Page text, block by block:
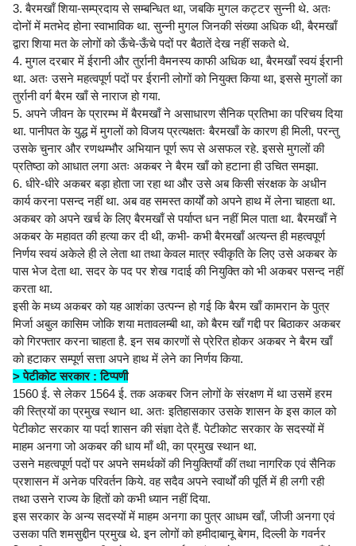
3. बैरमखाँ शिया-सम्प्रदाय से सम्बन्धित था, जबकि मुगल कट्टर सुन्नी थे. अतः
दोनों में मतभेद होना स्वाभाविक था. सुन्नी मुगल जिनकी संख्या अधिक थी, बैरमखाँ
द्वारा शिया मत के लोगों को ऊँचे-ऊँचे पदों पर बैठातें देख नहीं सकते थे.
4. मुगल दरबार में ईरानी और तुर्रानी वैमनस्य काफी अधिक था, बैरमखाँ स्वयं ईरानी
था. अतः उसने महत्वपूर्ण पदों पर ईरानी लोगों को नियुक्त किया था, इससे मुगलों का
तुर्रानी वर्ग बैरम खाँ से नाराज हो गया.
5. अपने जीवन के प्रारम्भ में बैरमखाँ ने असाधारण सैनिक प्रतिभा का परिचय दिया
था. पानीपत के युद्ध में मुगलों को विजय प्रत्यक्षतः बैरमखाँ के कारण ही मिली, परन्तु
उसके चुनार और रणथम्भौर अभियान पूर्ण रूप से असफल रहे. इससे मुगलों की
प्रतिष्ठा को आधात लगा अतः अकबर ने बैरम खाँ को हटाना ही उचित समझा.
6. धीरे-धीरे अकबर बड़ा होता जा रहा था और उसे अब किसी संरक्षक के अधीन
कार्य करना पसन्द नहीं था. अब वह समस्त कार्यों को अपने हाथ में लेना चाहता था.
अकबर को अपने खर्च के लिए बैरमखाँ से पर्याप्त धन नहीं मिल पाता था. बैरमखाँ ने
अकबर के महावत की हत्या कर दी थी, कभी- कभी बैरमखाँ अत्यन्त ही महत्वपूर्ण
निर्णय स्वयं अकेले ही ले लेता था तथा केवल मात्र स्वीकृति के लिए उसे अकबर के
पास भेज देता था. सदर के पद पर शेख गदाई की नियुक्ति को भी अकबर पसन्द नहीं
करता था.
इसी के मध्य अकबर को यह आशंका उत्पन्न हो गई कि बैरम खाँ कामरान के पुत्र
मिर्जा अबुल कासिम जोकि शया मतावलम्बी था, को बैरम खाँ गद्दी पर बिठाकर अकबर
को गिरफ्तार करना चाहता है. इन सब कारणों से प्रेरित होकर अकबर ने बैरम खाँ
को हटाकर सम्पूर्ण सत्ता अपने हाथ में लेने का निर्णय किया.
> पेटीकोट सरकार : टिप्पणी
1560 ई. से लेकर 1564 ई. तक अकबर जिन लोगों के संरक्षण में था उसमें हरम
की स्त्रियों का प्रमुख स्थान था. अतः इतिहासकार उसके शासन के इस काल को
पेटीकोट सरकार या पर्दा शासन की संज्ञा देते हैं. पेटीकोट सरकार के सदस्यों में
माहम अनगा जो अकबर की धाय माँ थी, का प्रमुख स्थान था.
उसने महत्वपूर्ण पदों पर अपने समर्थकों की नियुक्तियाँ कीं तथा नागरिक एवं सैनिक
प्रशासन में अनेक परिवर्तन किये. वह सदैव अपने स्वार्थों की पूर्ति में ही लगी रही
तथा उसने राज्य के हितों को कभी ध्यान नहीं दिया.
इस सरकार के अन्य सदस्यों में माहम अनगा का पुत्र आधम खाँ, जीजी अनगा एवं
उसका पति शमसुद्दीन प्रमुख थे. इन लोगों को हमीदाबानू बेगम, दिल्ली के गवर्नर